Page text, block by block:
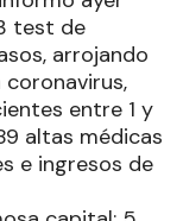
test de
arrojando
entre 1 y
altas médicas
e ingresos de